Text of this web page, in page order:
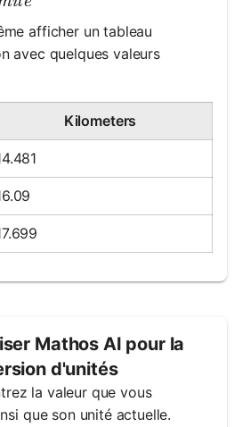
afficher un tableau
avec quelques valeurs
Kilometers
Mathos AI pour la
d'unités
la valeur que vous
que son unité actuelle.